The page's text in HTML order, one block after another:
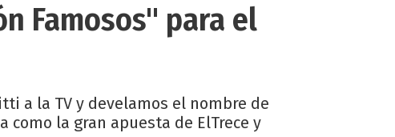
Famosos" para el
a la TV y develamos el nombre de
la gran apuesta de ElTrece y